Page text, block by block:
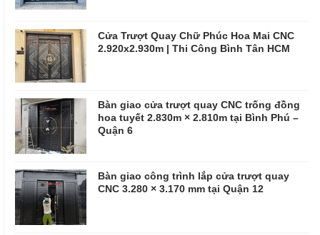
Cửa Trượt Quay Chữ Phúc Hoa Mai CNC
2.920x2.930m | Thi Công Bình Tân HCM
Bàn giao cửa trượt quay CNC trống đồng
hoa tuyết 2.830m × 2.810m tại Bình Phú –
Quận 6
Bàn giao công trình lắp cửa trượt quay
CNC 3.280 × 3.170 mm tại Quận 12